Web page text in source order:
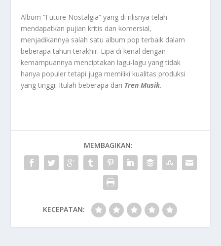
Album “Future Nostalgia” yang di rilisnya telah
mendapatkan pujian kritis dan komersial,
menjadikannya salah satu album pop terbaik dalam
beberapa tahun terakhir. Lipa di kenal dengan
kemampuannya menciptakan lagu-lagu yang tidak
hanya populer tetapi juga memiliki kualitas produksi
yang tinggi. Itulah beberapa dari Tren Musik.
MEMBAGIKAN:
KECEPATAN: